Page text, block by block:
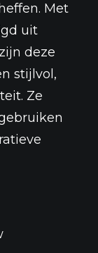
Met
uit
deze
stijlvol,
Ze